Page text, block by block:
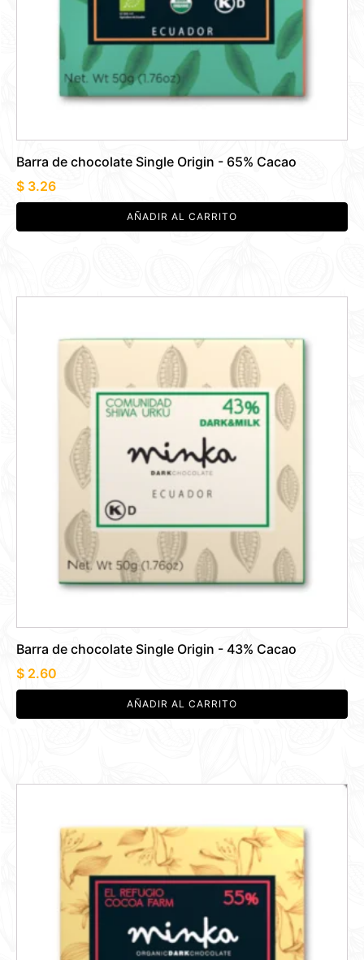
Barra de chocolate Single Origin - 65% Cacao
$ 3.26
AÑADIR AL CARRITO
Barra de chocolate Single Origin - 43% Cacao
$ 2.60
AÑADIR AL CARRITO